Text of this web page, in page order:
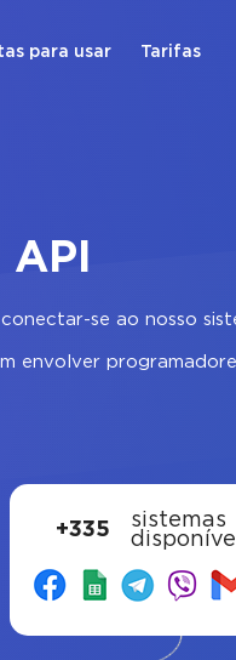
para usar Tarifas
se ao nosso
envolver
+335
sistemas